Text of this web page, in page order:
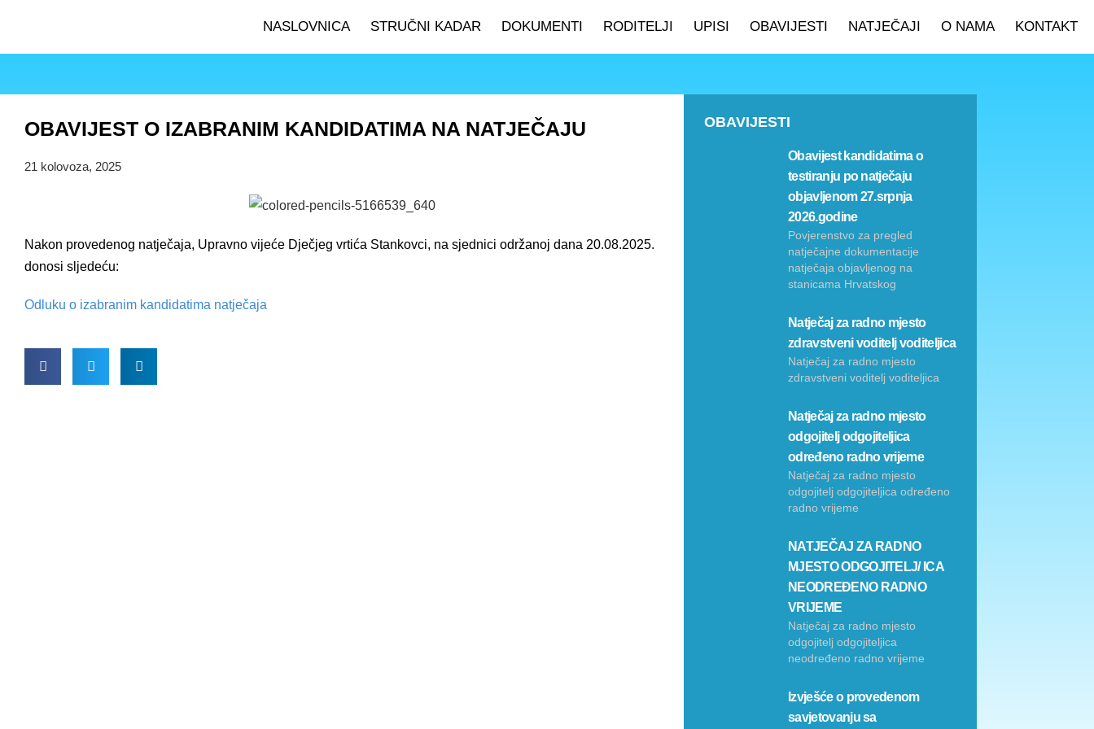
NASLOVNICA STRUČNI KADAR DOKUMENTI RODITELJI UPISI OBAVIJESTI NATJEČAJI O NAMA KONTAKT
OBAVIJEST O IZABRANIM KANDIDATIMA NA NATJEČAJU
21 kolovoza, 2025
Nakon provedenog natječaja, Upravno vijeće Dječjeg vrtića Stankovci, na sjednici održanoj dana 20.08.2025.
donosi sljedeću:
Odluku o izabranim kandidatima natječaja
OBAVIJESTI
Obavijest kandidatima o
testiranju po natječaju
objavljenom 27.srpnja
2026.godine
Povjerenstvo za pregled
natječajne dokumentacije
natječaja objavljenog na
stanicama Hrvatskog
Natječaj za radno mjesto
zdravstveni voditelj voditeljica
Natječaj za radno mjesto
zdravstveni voditelj voditeljica
Natječaj za radno mjesto
odgojitelj odgojiteljica
određeno radno vrijeme
Natječaj za radno mjesto
odgojitelj odgojiteljica određeno
radno vrijeme
NATJEČAJ ZA RADNO
MJESTO ODGOJITELJ/ ICA
NEODREĐENO RADNO
VRIJEME
Natječaj za radno mjesto
odgojitelj odgojiteljica
neodređeno radno vrijeme
Izvješće o provedenom
savjetovanju sa